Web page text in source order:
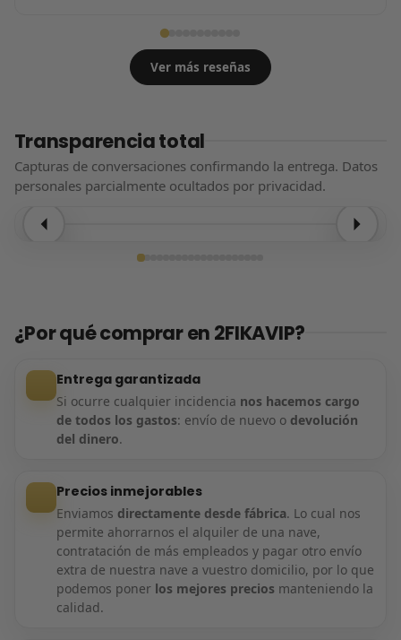
Ver más reseñas
Transparencia total
Capturas de conversaciones confirmando la entrega. Datos
personales parcialmente ocultados por privacidad.
¿Por qué comprar en 2FIKAVIP?
Entrega garantizada
Si ocurre cualquier incidencia nos hacemos cargo
de todos los gastos: envío de nuevo o devolución
del dinero.
Precios inmejorables
Enviamos directamente desde fábrica. Lo cual nos
permite ahorrarnos el alquiler de una nave,
contratación de más empleados y pagar otro envío
extra de nuestra nave a vuestro domicilio, por lo que
podemos poner los mejores precios manteniendo la
calidad.